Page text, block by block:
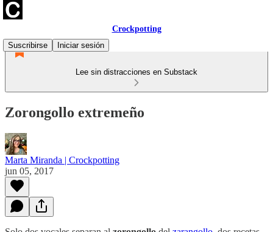
Crockpotting
Suscribirse
Iniciar sesión
Lee sin distracciones en Substack
Zorongollo extremeño
Marta Miranda | Crockpotting
jun 05, 2017